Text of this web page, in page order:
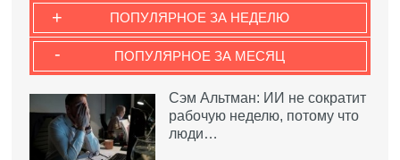
ПОПУЛЯРНОЕ ЗА НЕДЕЛЮ
+
ПОПУЛЯРНОЕ ЗА МЕСЯЦ
-
Сэм Альтман: ИИ не сократит
рабочую неделю, потому что
люди…